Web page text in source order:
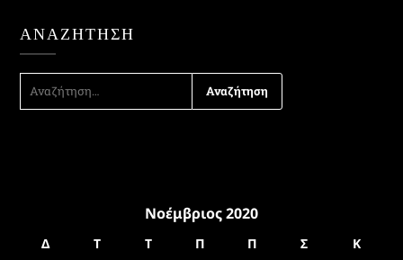
ΑΝΑΖΉΤΗΣΗ
ΑΝΑΖΉΤΗΣΗ
ΓΙΑ:
Νοέμβριος 2020
Δ Τ Τ Π Π Σ
Κ